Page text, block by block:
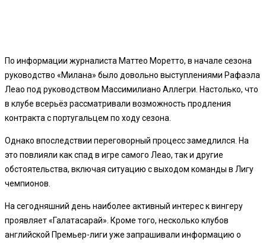
По информации журналиста Маттео Моретто, в начале сезона
руководство «Милана» было довольно выступлениями Рафаэла
Леао под руководством Массимилиано Аллегри. Настолько, что
в клубе всерьёз рассматривали возможность продления
контракта с португальцем по ходу сезона.
Однако впоследствии переговорный процесс замедлился. На
это повлияли как спад в игре самого Леао, так и другие
обстоятельства, включая ситуацию с выходом команды в Лигу
чемпионов.
На сегодняшний день наиболее активный интерес к вингеру
проявляет «Галатасарай». Кроме того, несколько клубов
английской Премьер-лиги уже запрашивали информацию о